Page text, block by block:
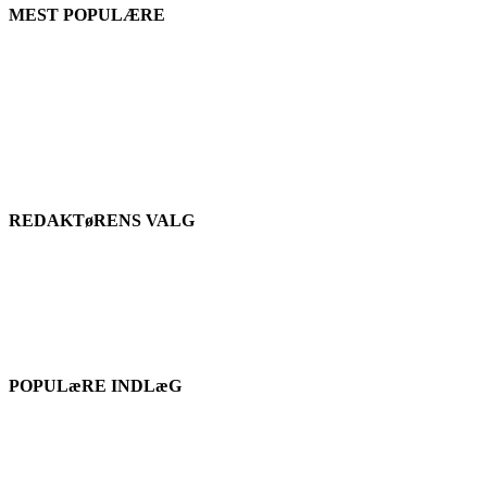
MEST POPULÆRE
REDAKTøRENS VALG
POPULæRE INDLæG